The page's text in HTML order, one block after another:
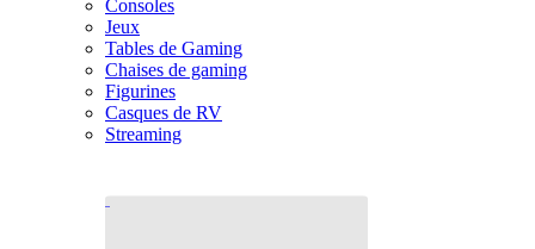
Consoles
Jeux
Tables de Gaming
Chaises de gaming
Figurines
Casques de RV
Streaming